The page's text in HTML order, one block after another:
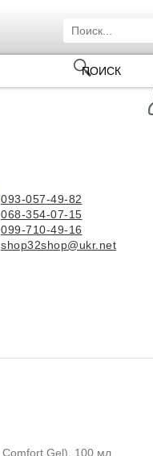
ПОИСК
093-057-49-82
068-354-07-15
099-710-49-16
shop32shop@ukr.net
Comfort Gel), 100 мл